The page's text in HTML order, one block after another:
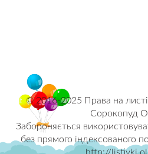
© 2016-2025 Права на
Сорокопуд
Забороняється
без прямого індексованого